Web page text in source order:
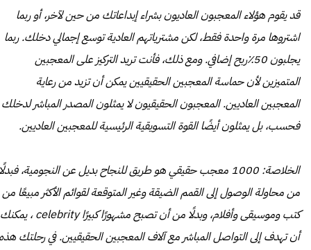
قد يقوم هؤلاء المعجبون العاديون بشراء إبداعاتك من حين لآخر، أو ربما
اشتروها مرة واحدة فقط، لكن مشترياتهم العادية توسع إجمالي دخلك. ربما
يجلبون 50٪ربح إضافي. ومع ذلك، فأنت تريد التركيز على المعجبين
المتميزين لأن حماسة المعجبين الحقيقيين يمكن أن تزيد من رعاية
المعجبين العاديين. المعجبون الحقيقيون لا يمثلون المصدر المباشر لدخلك
فحسب، بل يمثلون أيضًا القوة التسويقية الرئيسية للمعجبين العاديين.
الخلاصة: 1000 معجب حقيقي هو طريق للنجاح بديل عن النجومية،
من محاولة الوصول إلى القمم الضيقة وغير المتوقعة لقوائم الأكثر مبيعًا من
كتب وموسيقى وأفلام، وبدلًا من أن تصبح مشهورًا كبيرًا celebrity ، يمكنك
أن تهدف إلى التواصل المباشر مع آلاف المعجبين الحقيقيين. في رحلتك